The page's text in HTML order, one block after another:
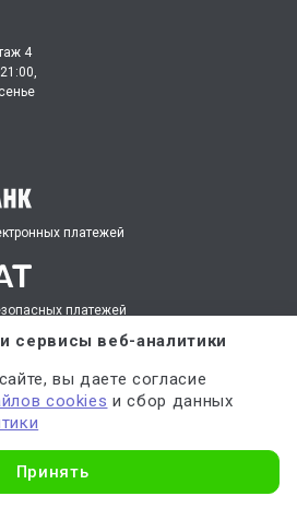
платежей
платежей
4
оказания услуг, могут
дополнительного инструмента для
сбора информации и источников,
сервисы веб-аналитики
вы даете согласие
cookies и сбор данных
Принять